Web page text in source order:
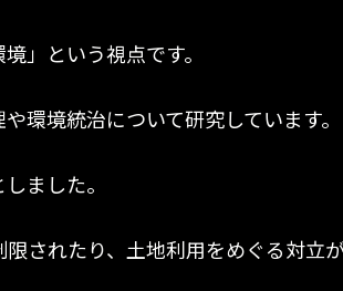
」という視点です。
環境統治について研究しています。
ました。
されたり、土地利用をめぐる対立